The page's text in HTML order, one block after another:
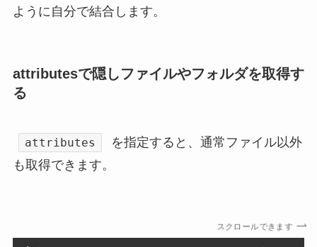
ように自分で結合します。
attributesで隠しファイルやフォルダを取得す
る
attributes
を指定すると、通常ファイル以外
も取得できます。
スクロールできます